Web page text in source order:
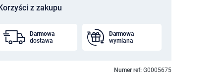
z zakupu
Darmowa
dostawa
Darmowa
wymiana
Numer ref: G0005675